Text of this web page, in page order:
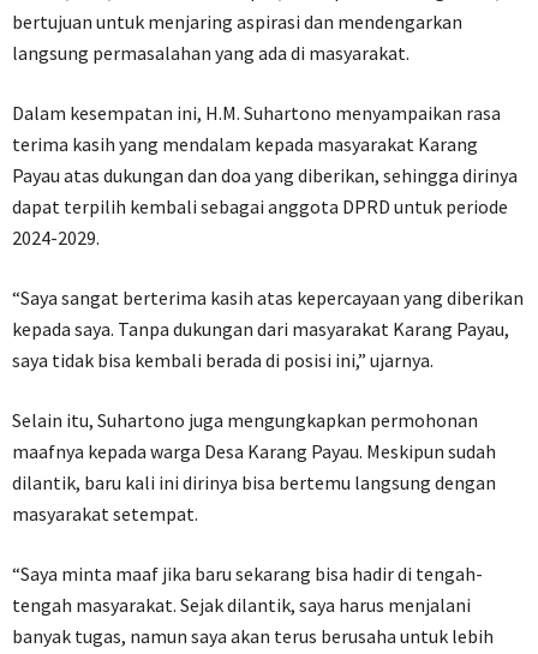
bertujuan untuk menjaring aspirasi dan mendengarkan
langsung permasalahan yang ada di masyarakat.
Dalam kesempatan ini, H.M. Suhartono menyampaikan rasa
terima kasih yang mendalam kepada masyarakat Karang
Payau atas dukungan dan doa yang diberikan, sehingga dirinya
dapat terpilih kembali sebagai anggota DPRD untuk periode
2024-2029.
“Saya sangat berterima kasih atas kepercayaan yang diberikan
kepada saya. Tanpa dukungan dari masyarakat Karang Payau,
saya tidak bisa kembali berada di posisi ini,” ujarnya.
Selain itu, Suhartono juga mengungkapkan permohonan
maafnya kepada warga Desa Karang Payau. Meskipun sudah
dilantik, baru kali ini dirinya bisa bertemu langsung dengan
masyarakat setempat.
“Saya minta maaf jika baru sekarang bisa hadir di tengah-
tengah masyarakat. Sejak dilantik, saya harus menjalani
banyak tugas, namun saya akan terus berusaha untuk lebih